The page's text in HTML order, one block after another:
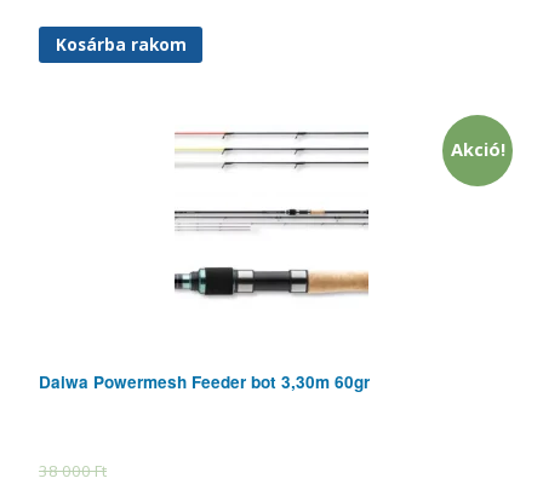
Kosárba rakom
Akció!
Daiwa Powermesh Feeder bot 3,30m 60gr
38 000Ft